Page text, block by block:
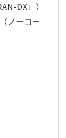
DX」）
ノーコー